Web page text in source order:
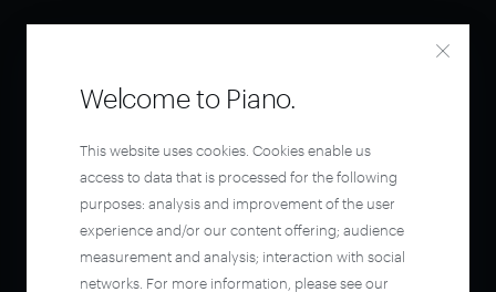
Welcome to Piano.
This website uses cookies. Cookies enable us
access to data that is processed for the following
purposes: analysis and improvement of the user
experience and/or our content offering; audience
measurement and analysis; interaction with social
networks. For more information, please see our